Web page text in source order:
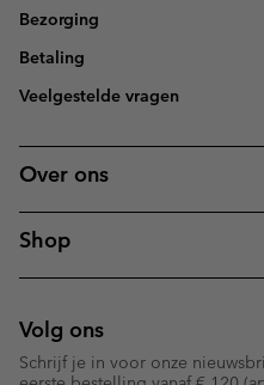
Bezorging
Betaling
Veelgestelde vragen
Over ons
Shop
Volg ons
Schrijf je in voor onze